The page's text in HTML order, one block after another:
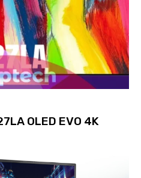
OLED EVO 4K